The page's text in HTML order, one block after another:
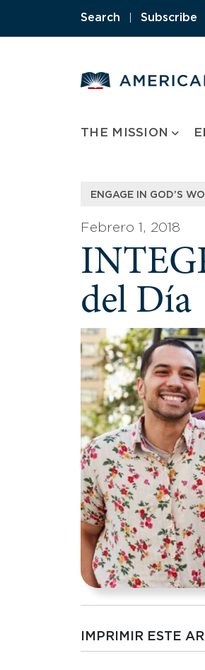
Search Subscribe
THE MISSION
ENGAGE IN GOD’S
Febrero 1, 2018
del Día
IMPRIMIR ESTE